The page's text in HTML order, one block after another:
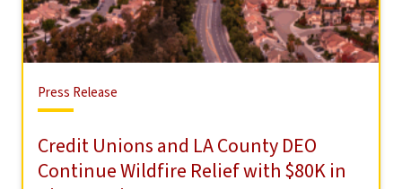
Press Release
Credit Unions and LA County DEO
Continue Wildfire Relief with $80K in